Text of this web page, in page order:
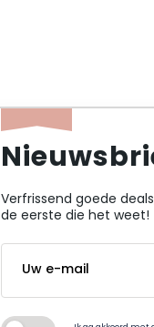
Verfrissend goede
de eerste die het weet!